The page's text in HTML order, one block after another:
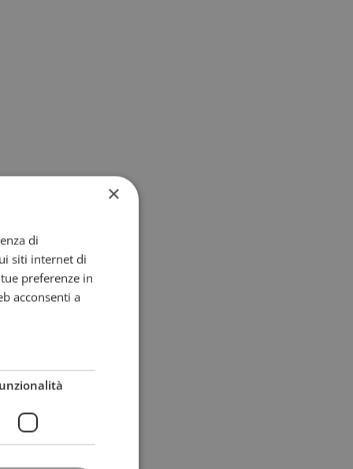
×
di
siti internet di
preferenze in
acconsenti a